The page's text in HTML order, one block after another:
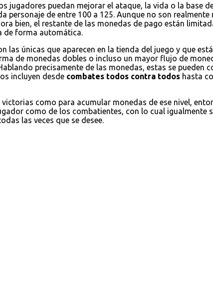
jugadores puedan mejorar el ataque, la vida o la base
personaje de entre 100 a 125. Aunque no son
bien, el restante de las monedas de pago están
de forma automática.
las únicas que aparecen en la tienda del juego y que
de monedas dobles o incluso un mayor flujo de
precisamente de las monedas, estas se pueden
incluyen desde combates todos contra todos hasta
como para acumular monedas de ese nivel,
como de los combatientes, con lo cual igualmente
las veces que se desee.